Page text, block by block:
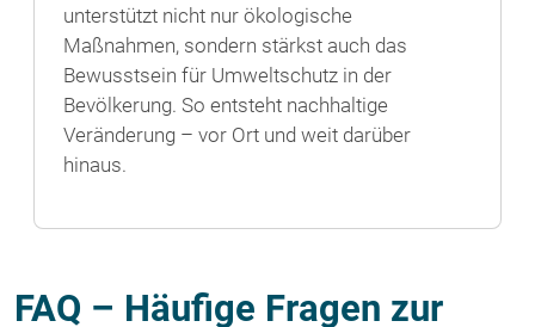
unterstützt nicht nur ökologische
Maßnahmen, sondern stärkst auch das
Bewusstsein für Umweltschutz in der
Bevölkerung. So entsteht nachhaltige
Veränderung – vor Ort und weit darüber
hinaus.
FAQ – Häufige Fragen zur